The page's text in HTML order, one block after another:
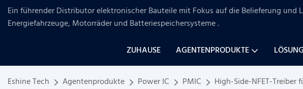
Ein führender Distributor elektronischer Bauteile mit Fokus auf die Belieferung und
Energiefahrzeuge, Motorräder und Batteriespeichersysteme.
ZUHAUSE AGENTENPRODUKTE LÖSUNG
Eshine Tech Agentenprodukte Power IC PMIC High-Side-NFET-Treiber